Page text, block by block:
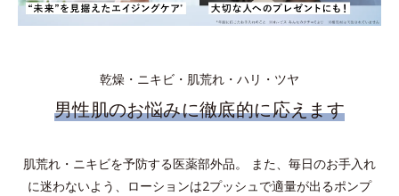
乾燥・ニキビ・肌荒れ・ハリ・ツヤ
男性肌のお悩みに徹底的に応えます
肌荒れ・ニキビを予防する医薬部外品。 また、毎日のお手入れ
に迷わないよう、ローションは2プッシュで適量が出るポンプ